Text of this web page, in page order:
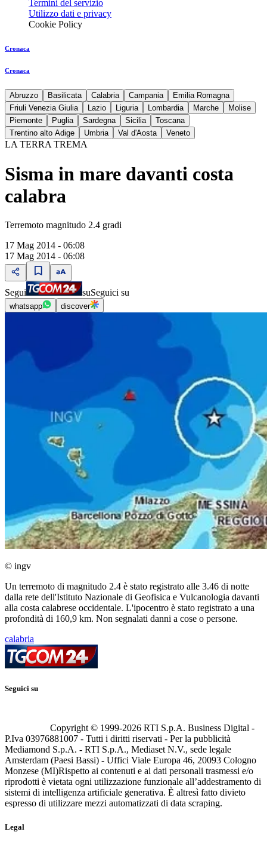
Termini del servizio
Utilizzo dati e privacy
Cookie Policy
Cronaca
Cronaca
Abruzzo Basilicata Calabria Campania
Emilia Romagna
Friuli Venezia Giulia
Lazio Liguria Lombardia Marche
Molise
Piemonte
Puglia Sardegna Sicilia
Toscana
Trentino alto Adige
Umbria Val d'Aosta Veneto
LA TERRA TREMA
Sisma in mare davanti costa
calabra
Terremoto magnitudo 2.4 gradi
17 Mag 2014 - 06:08
17 Mag 2014 - 06:08
Segui suSeguici su
whatsapp discover
© ingv
Un terremoto di magnitudo 2.4 è stato registrato alle 3.46 di notte
dalla rete dell'Istituto Nazionale di Geofisica e Vulcanologia davanti
alla costa calabrese occidentale. L'ipocentro è stato registrato a una
profondità di 160,9 km. Non segnalati danni a cose o persone.
calabria
Seguici su
Copyright © 1999-2026 RTI S.p.A. Business Digital -
P.Iva 03976881007 - Tutti i diritti riservati - Per la pubblicità
Mediamond S.p.A. - RTI S.p.A., Mediaset N.V., sede legale
Amsterdam (Paesi Bassi) - Uffici Viale Europa 46, 20093 Cologno
Monzese (MI)Rispetto ai contenuti e ai dati personali trasmessi e/o
riprodotti è vietata ogni utilizzazione funzionale all’addestramento di
sistemi di intelligenza artificiale generativa. È altresì fatto divieto
espresso di utilizzare mezzi automatizzati di data scraping.
Legal